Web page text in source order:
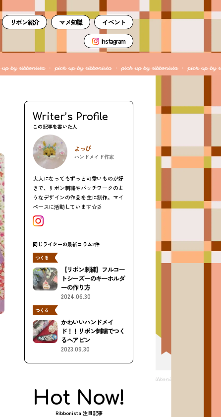
リボン紹介 マメ知識
イベント
Instagram
Writer’s Profile
この記事を書いた人
よっぴ
ハンドメイド作家
大人になってもずっと可愛いものが好
きで、リボン刺繍やパッチワークのよ
うなデザインの作品を主に制作。マイ
ペースに活動しています☆彡
同じライターの最新コラム2件
つくる
【リボン刺繍】フルコー
トシーズーのキーホルダ
ーの作り方
2024.06.30
つくる
かわいいハンドメイ
ド！！リボン刺繍でつく
るヘアピン
2023.09.30
Hot Now!
Ribbonista 注目記事